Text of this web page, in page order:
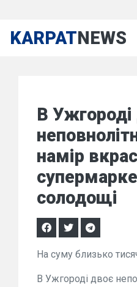
KARPATNEWS
В
намір
солодощі
На суму близько
В Ужгороді двоє